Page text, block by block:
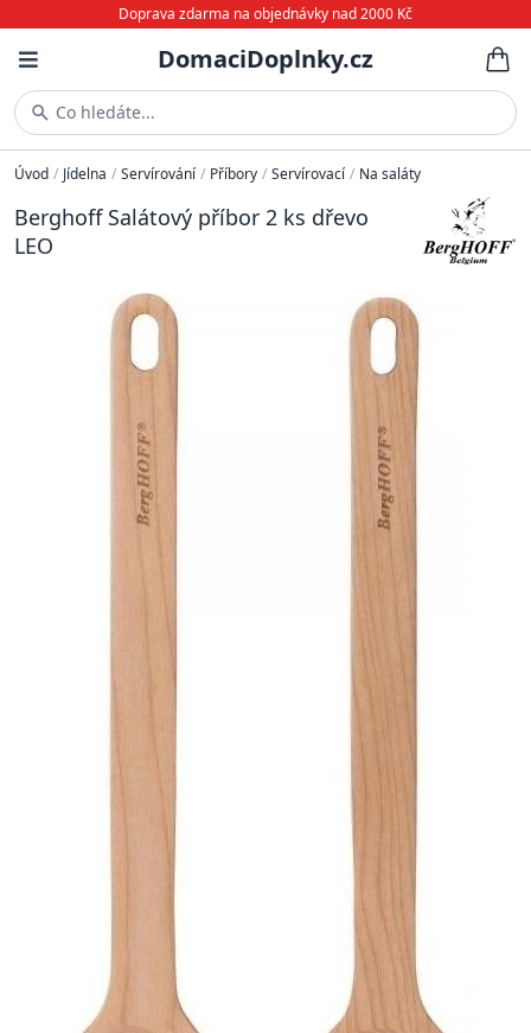
Doprava zdarma na objednávky nad 2000 Kč
DomaciDoplnky.cz
Co hledáte...
Úvod / Jídelna / Servírování / Příbory / Servírovací / Na saláty
Berghoff Salátový příbor 2 ks dřevo
LEO